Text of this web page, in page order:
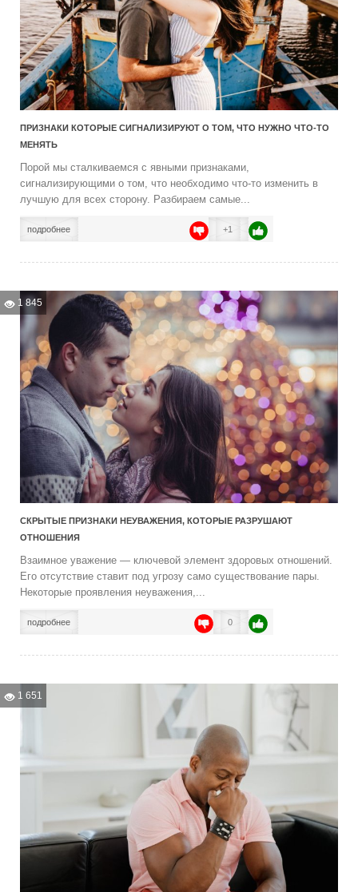
ПРИЗНАКИ КОТОРЫЕ СИГНАЛИЗИРУЮТ О ТОМ, ЧТО НУЖНО ЧТО-ТО
МЕНЯТЬ
Порой мы сталкиваемся с явными признаками,
сигнализирующими о том, что необходимо что‑то изменить в
лучшую для всех сторону. Разбираем самые...
подробнее +1
1 845
СКРЫТЫЕ ПРИЗНАКИ НЕУВАЖЕНИЯ, КОТОРЫЕ РАЗРУШАЮТ
ОТНОШЕНИЯ
Взаимное уважение — ключевой элемент здоровых отношений.
Его отсутствие ставит под угрозу само существование пары.
Некоторые проявления неуважения,...
подробнее 0
1 651